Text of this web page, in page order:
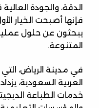
الدقة، والجودة
فإنها أصبحت الخيار
يبحثون عن حلول
المتنوعة.
في مدينة الرياض،
العربية السعودية،
خدمات الطباعة